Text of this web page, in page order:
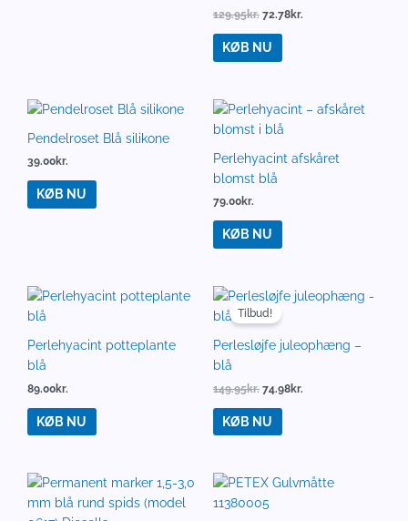
129.95kr. 72.78kr.
KØB NU
Pendelroset Blå silikone
39.00kr.
KØB NU
Perlehyacint afskåret
blomst blå
79.00kr.
KØB NU
Perlehyacint potteplante
blå
89.00kr.
KØB NU
Tilbud!
Perlesløjfe juleophæng –
blå
149.95kr.
Den
oprindelige
pris
149.95kr..
74.98kr.
Den
aktuelle
74.98kr..
KØB NU